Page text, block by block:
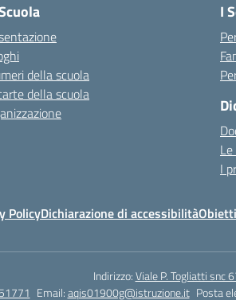
della scuola
della scuola
I
I
PolicyDichiarazione di accessibilità
Indirizzo:Viale P. Togliatti snc
Email:aqis01900g@istruzione.it Posta